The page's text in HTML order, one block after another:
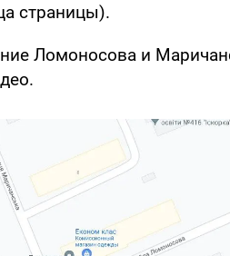
страницы).
Ломоносова и